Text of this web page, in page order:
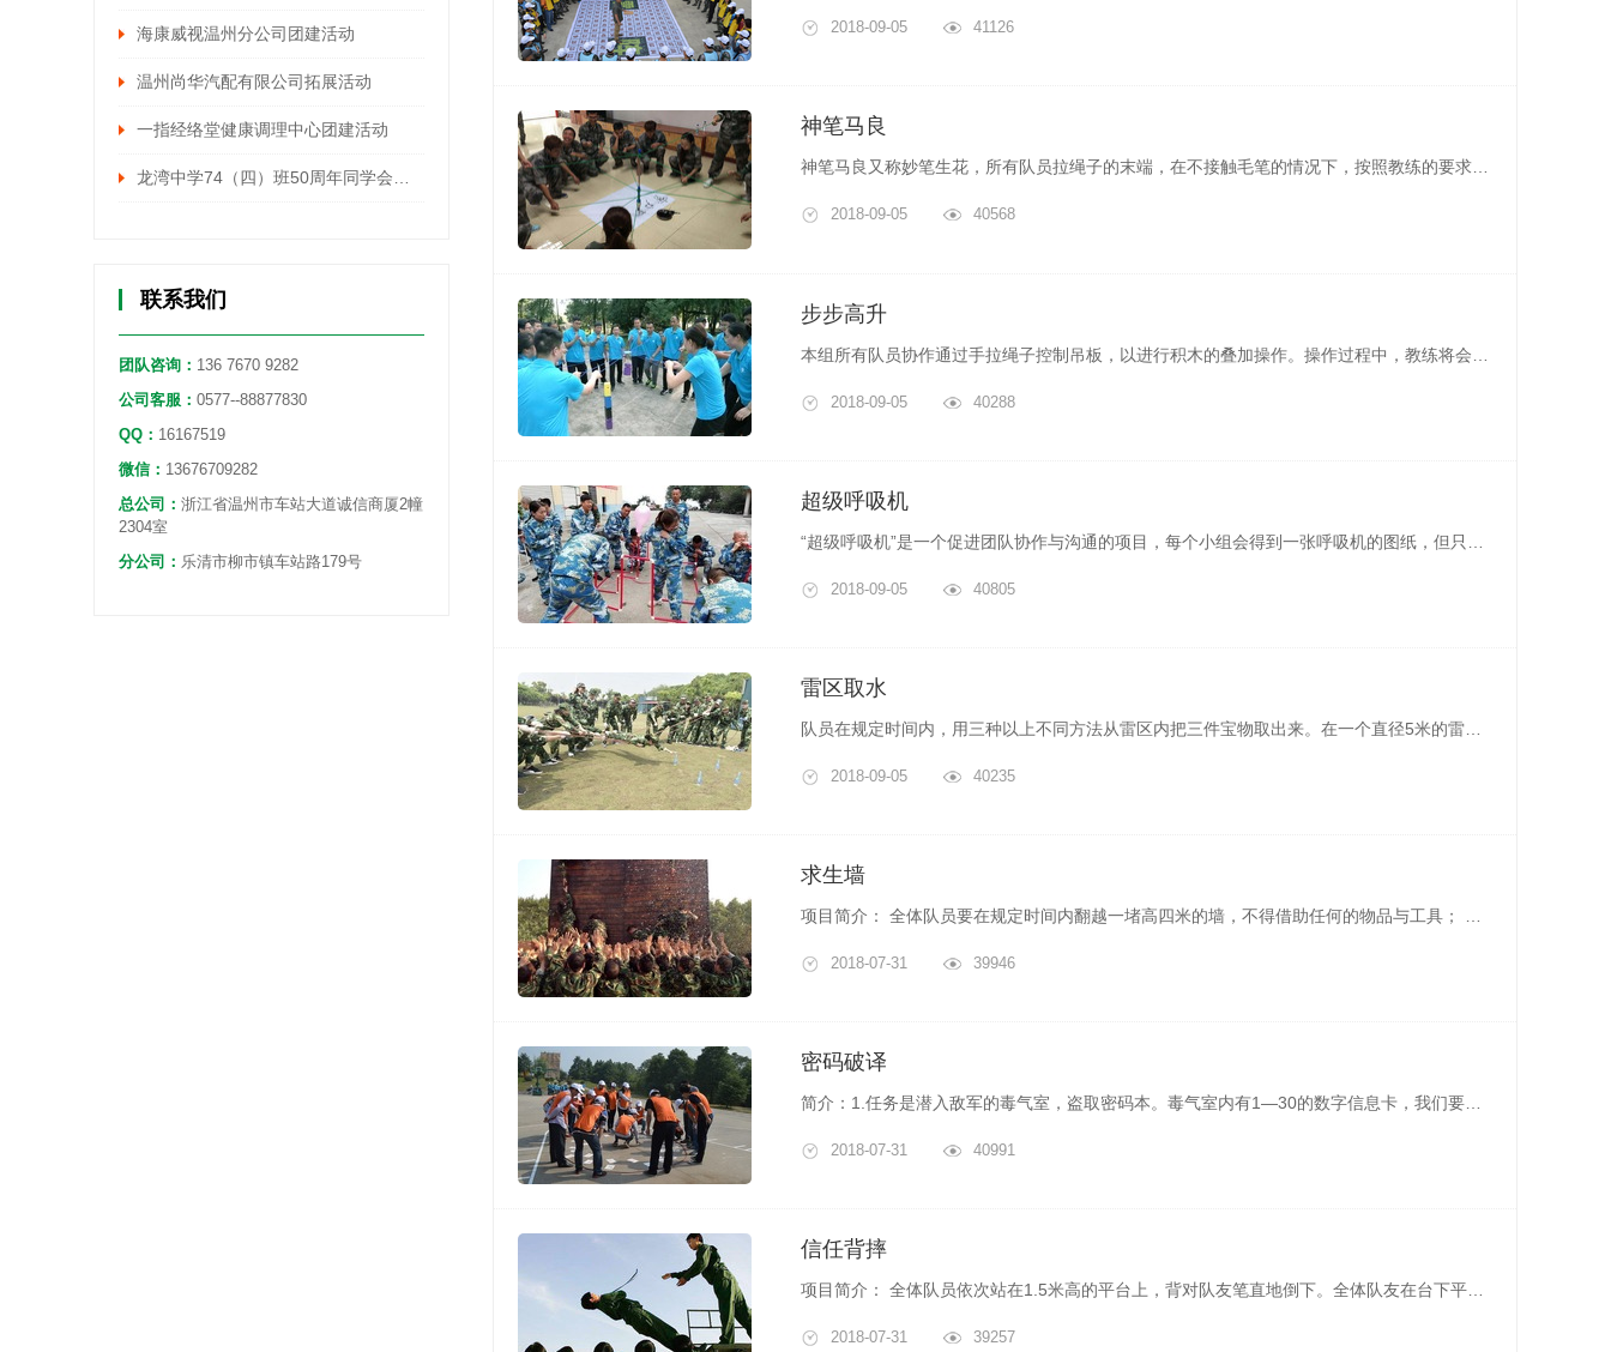
海康威视温州分公司团建活动
温州尚华汽配有限公司拓展活动
一指经络堂健康调理中心团建活动
联系我们
团队咨询： 136 7670 9282
公司客服： 0577--88877830
QQ： 16167519
微信： 13676709282
总公司： 浙江省温州市车站大道诚信商厦2幢
2304室
分公司： 乐清市柳市镇车站路179号
2018-09-05 41126
神笔马良
神笔马良又称妙笔生花，所有队员拉绳子的末端，在不接触毛笔的情况下，按照教练的要求完成指定的任务，最快完成和质量最高为获胜。
2018-09-05 40568
步步高升
2018-09-05 40288
超级呼吸机
2018-09-05 40805
雷区取水
队员在规定时间内，用三种以上不同方法从雷区内把三件宝物取出来。在一个直径5米的雷区中间有一个水源，要在仅用一根绳子，不接触地面的情况下取到全体队员的救命水，在关乎生死的环境中只有高效率、能迅速达成共识、并勇于尝试的团队才能险中取胜。 ... ...
2018-09-05 40235
求生墙
2018-07-31 39946
密码破译
简介：1.任务是潜入敌军的毒气室，盗取密码本。毒气室内有1—30的数字信息卡，我们要在规定时间内把信息卡由低到高或由高到低排列好交给培训师。2.各队有三次机会，单独完成任务，每次60秒。分享：1.目标至上2.创新意识，开拓思维；3.合作共赢，为什么难以合作？合作是为了什么？如何进行合作？ ... ... ... ...
2018-07-31 40991
信任背摔
项目简介： 全体队员依次站在1.5米高的平台上，背对队友笔直地倒下。全体队友在台下平伸双臂将其接住。项目目的： 团队成员在相互配合和接人的过程中频繁的身体接触能够迅速消除彼此之间的隔阂； 在团队成员特殊的鼓励方式下，每一个人都会信心百倍，精神抖擞； 个人既是团队氛围的缔造者，也是受益者，我们每个人都应 ...
2018-07-31 39257